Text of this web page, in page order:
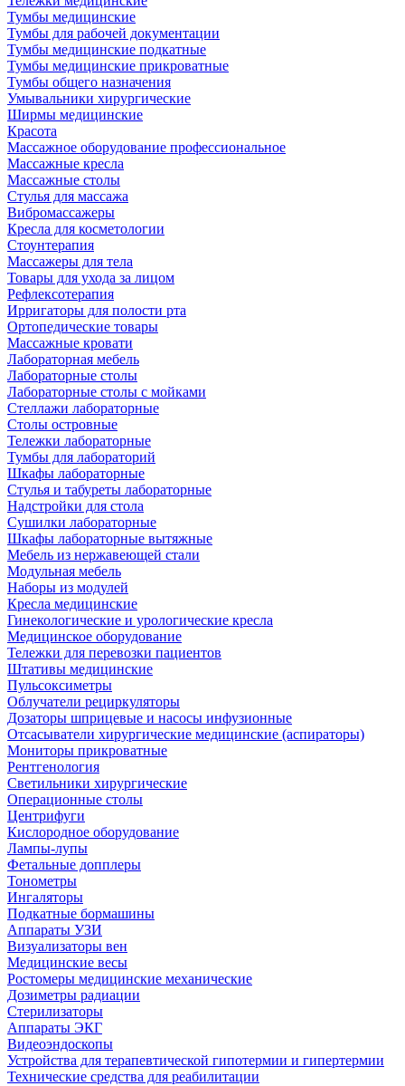
Тумбы медицинские
Тумбы для рабочей документации
Тумбы медицинские подкатные
Тумбы медицинские прикроватные
Тумбы общего назначения
Умывальники хирургические
Ширмы медицинские
Красота
Массажное оборудование профессиональное
Массажные кресла
Массажные столы
Стулья для массажа
Вибромассажеры
Кресла для косметологии
Стоунтерапия
Массажеры для тела
Товары для ухода за лицом
Рефлексотерапия
Ирригаторы для полости рта
Ортопедические товары
Массажные кровати
Лабораторная мебель
Лабораторные столы
Лабораторные столы с мойками
Стеллажи лабораторные
Столы островные
Тележки лабораторные
Тумбы для лабораторий
Шкафы лабораторные
Стулья и табуреты лабораторные
Надстройки для стола
Сушилки лабораторные
Шкафы лабораторные вытяжные
Мебель из нержавеющей стали
Модульная мебель
Наборы из модулей
Кресла медицинские
Гинекологические и урологические кресла
Медицинское оборудование
Тележки для перевозки пациентов
Штативы медицинские
Пульсоксиметры
Облучатели рециркуляторы
Дозаторы шприцевые и насосы инфузионные
Отсасыватели хирургические медицинские (аспираторы)
Мониторы прикроватные
Рентгенология
Светильники хирургические
Операционные столы
Центрифуги
Кислородное оборудование
Лампы-лупы
Фетальные допплеры
Тонометры
Ингаляторы
Подкатные бормашины
Аппараты УЗИ
Визуализаторы вен
Медицинские весы
Ростомеры медицинские механические
Дозиметры радиации
Стерилизаторы
Аппараты ЭКГ
Видеоэндоскопы
Устройства для терапевтической гипотермии и гипертермии
Технические средства для реабилитации